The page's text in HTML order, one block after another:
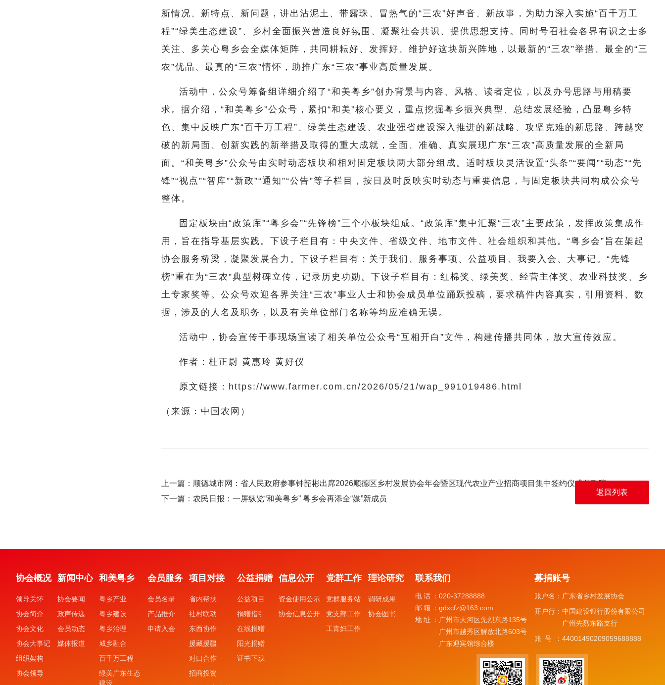
新情况、新特点、新问题，讲出沾泥土、带露珠、冒热气的“三农”好声音、新故事，为助力深入实施“百千万工
程”“绿美生态建设”、乡村全面振兴营造良好氛围、凝聚社会共识、提供思想支持。同时号召社会各界有识之士多
关注、多关心粤乡会全媒体矩阵，共同耕耘好、发挥好、维护好这块新兴阵地，以最新的“三农”举措、最全的“三
农”优品、最真的“三农”情怀，助推广东“三农”事业高质量发展。
活动中，公众号筹备组详细介绍了“和美粤乡”创办背景与内容、风格、读者定位，以及办号思路与用稿要
求。据介绍，“和美粤乡”公众号，紧扣“和美”核心要义，重点挖掘粤乡振兴典型、总结发展经验，凸显粤乡特
色、集中反映广东“百千万工程”、绿美生态建设、农业强省建设深入推进的新战略、攻坚克难的新思路、跨越突
破的新局面、创新实践的新举措及取得的重大成就，全面、准确、真实展现广东“三农”高质量发展的全新局
面。“和美粤乡”公众号由实时动态板块和相对固定板块两大部分组成。适时板块灵活设置“头条”“要闻”“动态”“先
锋”“视点”“智库”“新政”“通知”“公告”等子栏目，按日及时反映实时动态与重要信息，与固定板块共同构成公众号
整体。
固定板块由“政策库”“粤乡会”“先锋榜”三个小板块组成。“政策库”集中汇聚“三农”主要政策，发挥政策集成作
用，旨在指导基层实践。下设子栏目有：中央文件、省级文件、地市文件、社会组织和其他。“粤乡会”旨在架起
协会服务桥梁，凝聚发展合力。下设子栏目有：关于我们、服务事项、公益项目、我要入会、大事记。“先锋
榜”重在为“三农”典型树碑立传，记录历史功勋。下设子栏目有：红棉奖、绿美奖、经营主体奖、农业科技奖、乡
土专家奖等。公众号欢迎各界关注“三农”事业人士和协会成员单位踊跃投稿，要求稿件内容真实，引用资料、数
据，涉及的人名及职务，以及有关单位部门名称等均应准确无误。
活动中，协会宣传干事现场宣读了相关单位公众号“互相开白”文件，构建传播共同体，放大宣传效应。
作者：杜正尉 黄惠玲 黄好仪
原文链接： https://www.farmer.com.cn/2026/05/21/wap_991019486.html
（来源：中国农网）
返回列表
上一篇：顺德城市网：省人民政府参事钟韶彬出席2026顺德区乡村发展协会年会暨区现代农业产业招商项目集中签约仪式并致辞
下一篇：农民日报：一屏纵览“和美粤乡” 粤乡会再添全“媒”新成员
协会概况
领导关怀
协会简介
协会文化
协会大事记
组织架构
协会领导
新闻中心
协会要闻
政声传递
会员动态
媒体报道
和美粤乡
粤乡产业
粤乡建设
粤乡治理
城乡融合
百千万工程
绿美广东生态
建设
会员服务
会员名录
产品推介
申请入会
项目对接
省内帮扶
社村联动
东西协作
援藏援疆
对口合作
招商投资
公益捐赠
公益项目
捐赠指引
在线捐赠
阳光捐赠
证书下载
信息公开
资金使用公示
协会信息公开
党群工作
党群服务站
党支部工作
工青妇工作
理论研究
调研成果
协会图书
联系我们
电话：020-37288888
邮箱：gdxcfz@163.com
地址： 广州市天河区先烈东路135号
广州市越秀区解放北路603号
广东迎宾馆综合楼
募捐账号
账户名： 广东省乡村发展协会
开户行：中国建设银行股份有限公司
广州先烈东路支行
账号：44001490209059688888